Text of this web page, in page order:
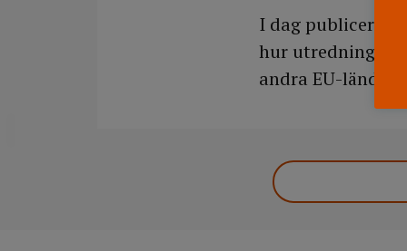
I dag publicerar
hur utredningen
andra EU-länder.